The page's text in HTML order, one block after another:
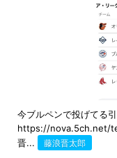
今ブルペンで投げてる
https://nova.5ch.net/
晋...
藤浪晋太郎